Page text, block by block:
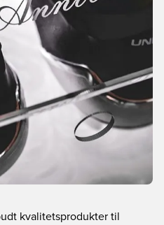
kvalitetsprodukter til